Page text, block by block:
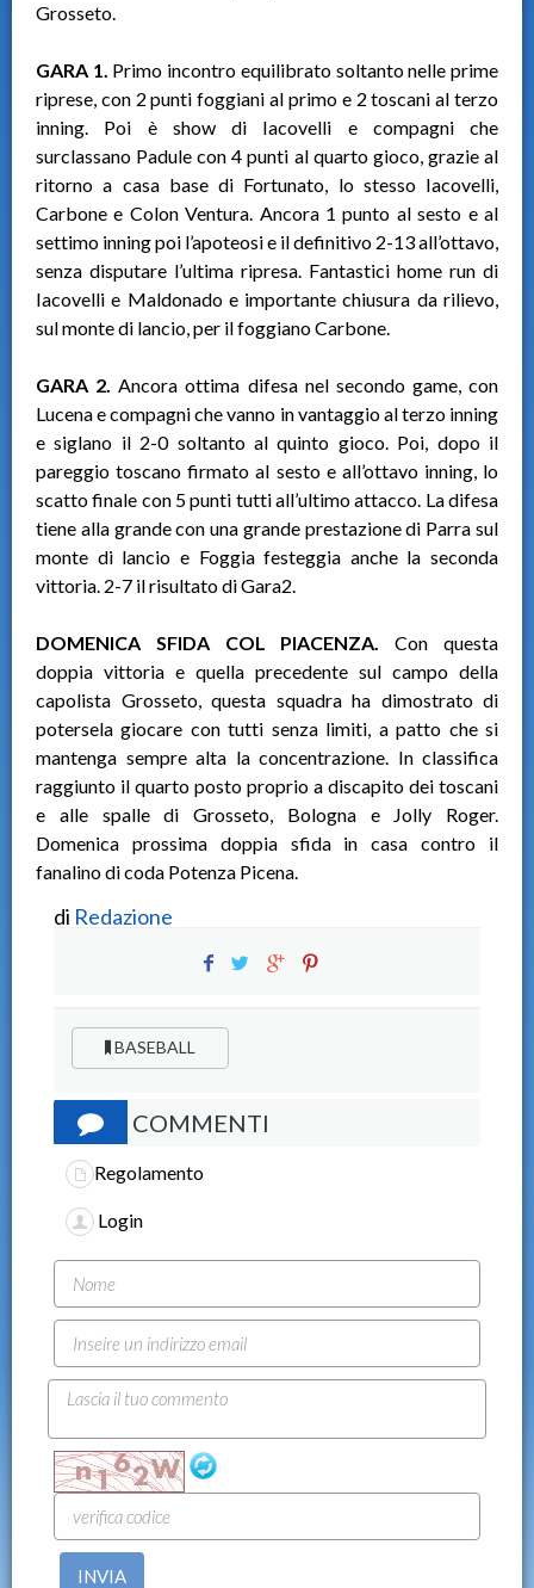
Grosseto.
GARA 1. Primo incontro equilibrato soltanto nelle prime
riprese, con 2 punti foggiani al primo e 2 toscani al terzo
inning. Poi è show di Iacovelli e compagni che
surclassano Padule con 4 punti al quarto gioco, grazie al
ritorno a casa base di Fortunato, lo stesso Iacovelli,
Carbone e Colon Ventura. Ancora 1 punto al sesto e al
settimo inning poi l’apoteosi e il definitivo 2-13 all’ottavo,
senza disputare l’ultima ripresa. Fantastici home run di
Iacovelli e Maldonado e importante chiusura da rilievo,
sul monte di lancio, per il foggiano Carbone.
GARA 2. Ancora ottima difesa nel secondo game, con
Lucena e compagni che vanno in vantaggio al terzo inning
e siglano il 2-0 soltanto al quinto gioco. Poi, dopo il
pareggio toscano firmato al sesto e all’ottavo inning, lo
scatto finale con 5 punti tutti all’ultimo attacco. La difesa
tiene alla grande con una grande prestazione di Parra sul
monte di lancio e Foggia festeggia anche la seconda
vittoria. 2-7 il risultato di Gara2.
DOMENICA SFIDA COL PIACENZA. Con questa
doppia vittoria e quella precedente sul campo della
capolista Grosseto, questa squadra ha dimostrato di
potersela giocare con tutti senza limiti, a patto che si
mantenga sempre alta la concentrazione. In classifica
raggiunto il quarto posto proprio a discapito dei toscani
e alle spalle di Grosseto, Bologna e Jolly Roger.
Domenica prossima doppia sfida in casa contro il
fanalino di coda Potenza Picena.
di Redazione
BASEBALL
COMMENTI
Regolamento
Login
INVIA